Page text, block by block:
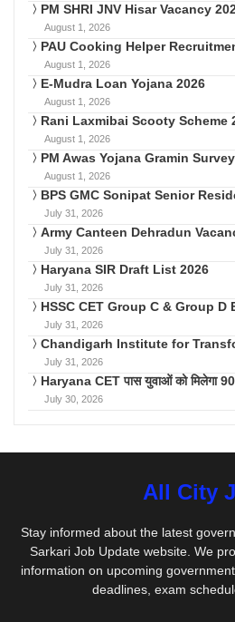
PM SHRI JNV Hisar Vacancy
August 1, 2026
PAU Cooking Helper
August 1, 2026
E-Mudra Loan Yojana 2026
August 1, 2026
Rani Laxmibai Scooty Scheme
August 1, 2026
PM Awas Yojana Gramin
August 1, 2026
BPS GMC Sonipat Senior
July 31, 2026
Army Canteen Dehradun
July 31, 2026
Haryana SIR Draft List 2026
July 31, 2026
HSSC CET Group C & Group D
July 31, 2026
Chandigarh Institute for
July 31, 2026
Haryana CET पास युवाओं को मिलेगा
July 30, 2026
All City
Stay informed about the latest
Sarkari Job Update website. We
information on upcoming
deadlines, exam